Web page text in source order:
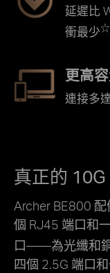
延遲比
衝最少☆
更高
連接多
真正的
Archer BE800
個 RJ45 端口和
口——為光纖和
四個 2.5G 端口